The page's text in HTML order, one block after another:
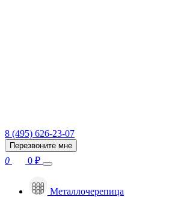
8 (495) 626-23-07
Перезвоните мне
0 0 ₽
Металлочерепица